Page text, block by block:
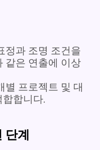
정과 조명 조건을
같은 연출에 이상
별 프로젝트 및 대
합니다.
계